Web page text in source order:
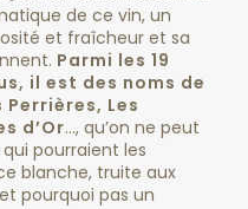
de ce vin, un
et fraîcheur et sa
Parmi les 19
il est des noms de
Perrières, Les
d’Or…, qu’on ne peut
pourraient les
blanche, truite aux
pourquoi pas un